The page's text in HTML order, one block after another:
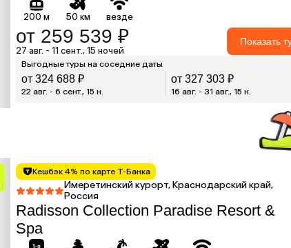
200 м 50 км везде
от 259 539 ₽
27 авг. - 11 сент., 15 ночей
Показать
Выгодные туры на соседние даты
от 324 688 ₽
22 авг. - 6 сент., 15 н.
от 327 303 ₽
16 авг. - 31 авг., 15 н.
Кешбэк 4% по карте Т-Банка
Имеретинский курорт, Краснодарский край,
Россия
Radisson Collection Paradise Resort &
Spa